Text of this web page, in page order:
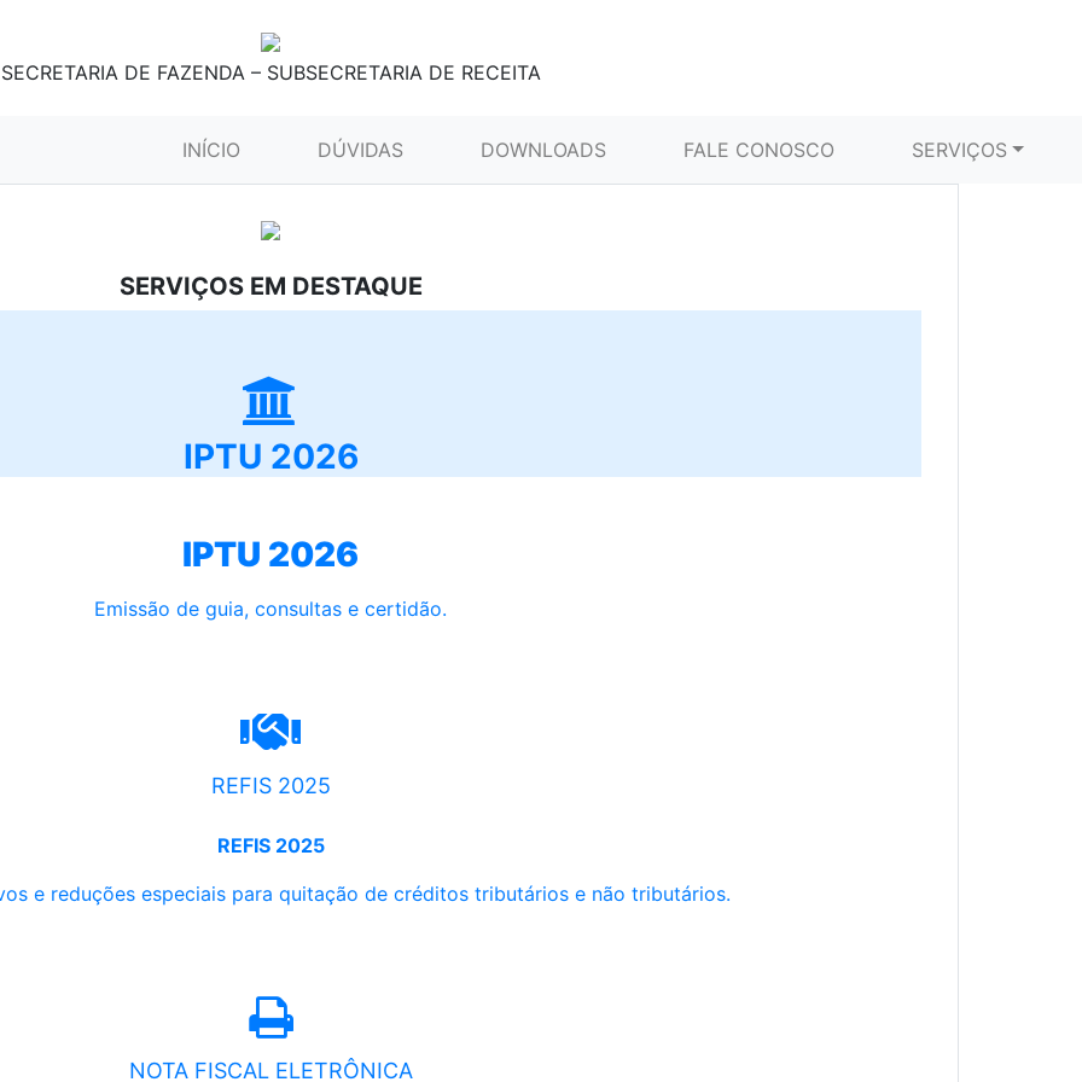
SECRETARIA DE FAZENDA – SUBSECRETARIA DE RECEITA
INÍCIO (CURRENT)DÚVIDAS DOWNLOADS FALE CONOSCO SERVIÇOS
SERVIÇOS EM DESTAQUE
IPTU 2026
IPTU 2026
Emissão de guia, consultas e certidão.
REFIS 2025
REFIS 2025
e reduções especiais para quitação de créditos tributários e não tributários.
NOTA FISCAL ELETRÔNICA